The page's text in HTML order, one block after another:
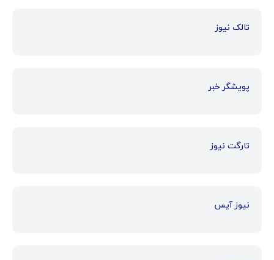
تالک نیوز
پویشگر خبر
تارگت نیوز
نیوز آیس